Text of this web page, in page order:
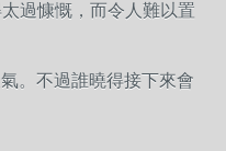
過慷慨，而令人難以置
。不過誰曉得接下來會